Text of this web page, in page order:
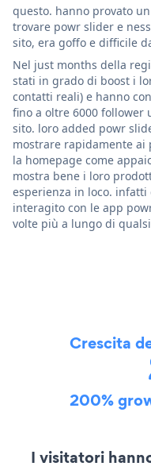
questo. hanno provato
trovare powr slider e
sito, era goffo e difficile
Nel just months della
stati in grado di boost i
contatti reali) e hanno
fino a oltre 6000 follower
sito. loro added powr
mostrare rapidamente
la homepage come
mostra bene i loro
esperienza in loco.
interagito con le app
volte più a lungo di
Crescita
200%
I visitatori